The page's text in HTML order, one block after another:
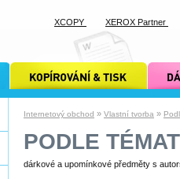
Internetový obchod » Vlastní tvorba »
PODLE
dárkové a upomínkové předměty s
kopírování a tisk xcopy dárkové
XCOPY XEROX Partner